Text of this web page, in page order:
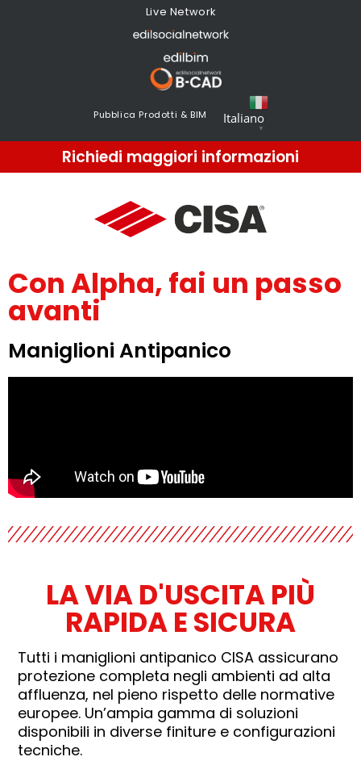
Live Network
Pubblica Prodotti & BIM Italiano
▼
Richiedi maggiori informazioni
Con Alpha, fai un passo
avanti
Maniglioni Antipanico
LA VIA D'USCITA PIÙ
RAPIDA E SICURA
Tutti i maniglioni antipanico CISA assicurano
protezione completa negli ambienti ad alta
affluenza, nel pieno rispetto delle normative
europee. Un’ampia gamma di soluzioni
disponibili in diverse finiture e configurazioni
tecniche.